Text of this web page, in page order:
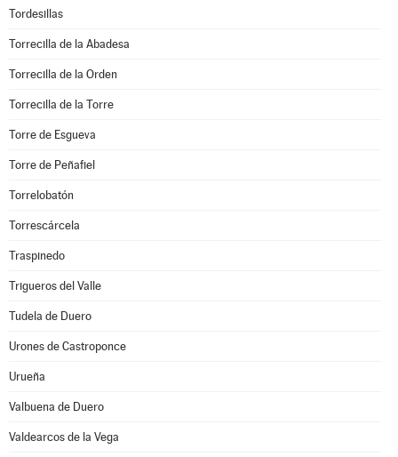
Tordesillas
Torrecilla de la Abadesa
Torrecilla de la Orden
Torrecilla de la Torre
Torre de Esgueva
Torre de Peñafiel
Torrelobatón
Torrescárcela
Traspinedo
Trigueros del Valle
Tudela de Duero
Urones de Castroponce
Urueña
Valbuena de Duero
Valdearcos de la Vega